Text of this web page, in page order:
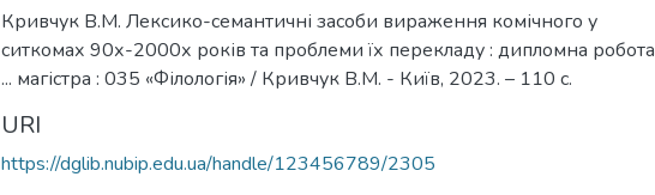
Кривчук В.М. Лексико-семантичні засоби вираження комічного у
ситкомах 90х-2000х років та проблеми їх перекладу : дипломна робота
... магістра : 035 «Філологія» / Кривчук В.М. - Київ, 2023. – 110 с.
URI
https://dglib.nubip.edu.ua/handle/123456789/2305